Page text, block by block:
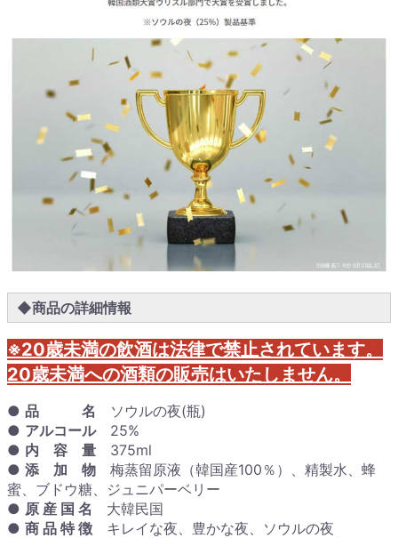
◆商品の詳細情報
※20歳未満の飲酒は法律で禁止されています。
20歳未満への酒類の販売はいたしません。
● 品 名 ソウルの夜(瓶)
● アルコール25%
● 内 容 量 375ml
● 添 加 物 梅蒸留原液（韓国産100％）、精製水、蜂
蜜、ブドウ糖、ジュニパーベリー
● 原 産 国 名 大韓民国
● 商 品 特 徴 キレイな夜、豊かな夜、ソウルの夜